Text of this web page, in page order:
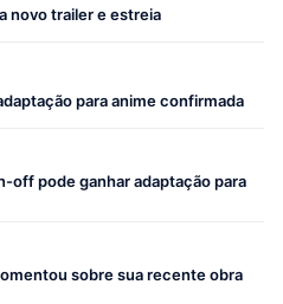
novo trailer e estreia
para anime confirmada
off pode ganhar adaptação para
sobre sua recente obra